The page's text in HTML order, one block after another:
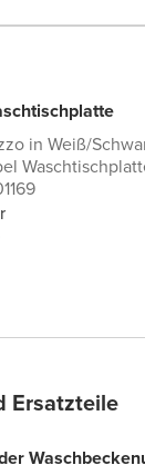
in Weiß/
Ersatzteile